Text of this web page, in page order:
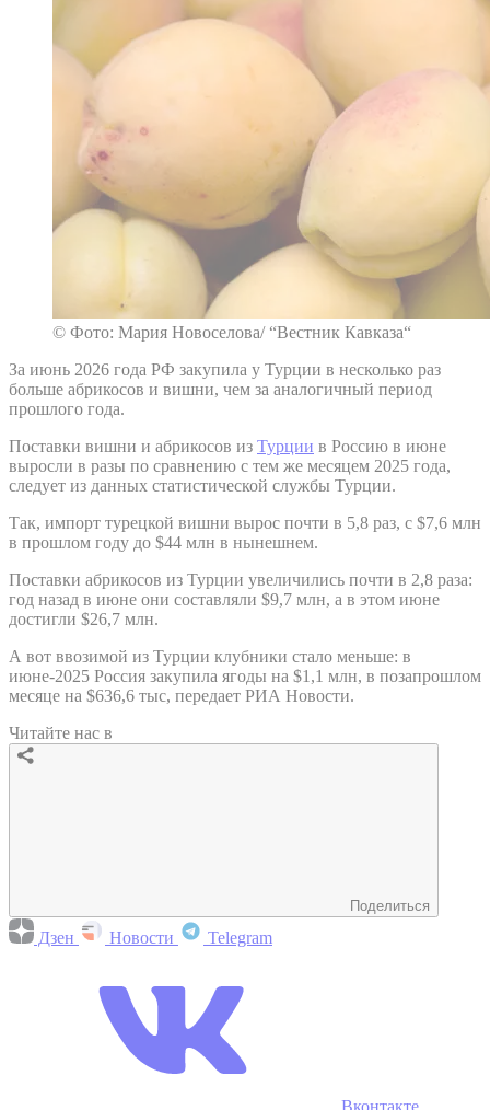
© Фото: Мария Новоселова/ “Вестник Кавказа“
За июнь 2026 года РФ закупила у Турции в несколько раз
больше абрикосов и вишни, чем за аналогичный период
прошлого года.
Поставки вишни и абрикосов из Турции в Россию в июне
выросли в разы по сравнению с тем же месяцем 2025 года,
следует из данных статистической службы Турции.
Так, импорт турецкой вишни вырос почти в 5,8 раз, с $7,6 млн
в прошлом году до $44 млн в нынешнем.
Поставки абрикосов из Турции увеличились почти в 2,8 раза:
год назад в июне они составляли $9,7 млн, а в этом июне
достигли $26,7 млн.
А вот ввозимой из Турции клубники стало меньше: в
июне-2025 Россия закупила ягоды на $1,1 млн, в позапрошлом
месяце на $636,6 тыс, передает РИА Новости.
Читайте нас в
Поделиться
Дзен Новости Telegram
Вконтакте